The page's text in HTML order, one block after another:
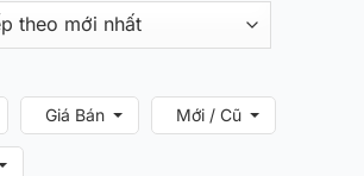
Giá Bán Mới / Cũ